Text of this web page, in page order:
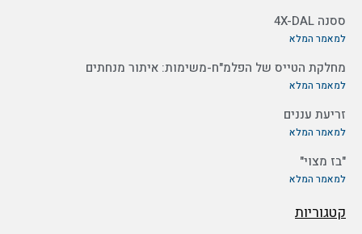
ססנה 4X-DAL
למאמר המלא
מחלקת הטייס של הפלמ"ח-משימות: איתור מנחתים
למאמר המלא
זריעת עננים
למאמר המלא
"בז מצוי"
למאמר המלא
קטגוריות